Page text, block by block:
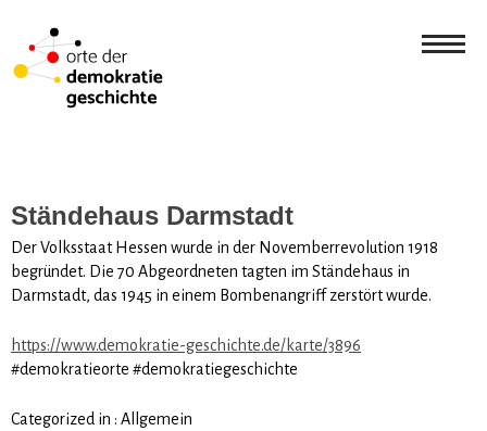
Ständehaus Darmstadt
Der Volksstaat Hessen wurde in der Novemberrevolution 1918
begründet. Die 70 Abgeordneten tagten im Ständehaus in
Darmstadt, das 1945 in einem Bombenangriff zerstört wurde.
https://www.demokratie-geschichte.de/karte/3896
#demokratieorte #demokratiegeschichte
Categorized in : Allgemein